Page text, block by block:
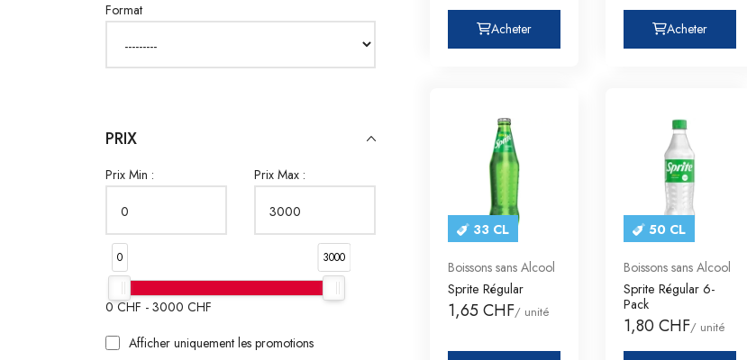
Format
PRIX
Prix Min : Prix Max :
0 3000
0CHF - 3000 CHF
Afficher uniquement les promotions
Acheter Acheter
33 CL
Boissons sans Alcool
Sprite Régular
1,65 CHF/ unité
50 CL
Boissons sans Alcool
Sprite Régular 6-
Pack
1,80 CHF/ unité